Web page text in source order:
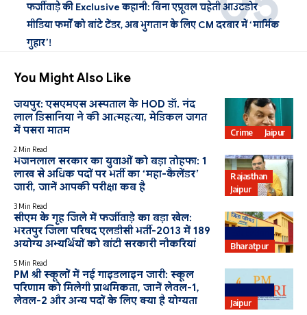
फर्जीवाड़े की Exclusive कहानी: बिना एप्रूवल चहेती आउटडोर
मीडिया फर्मों को बांटे टेंडर, अब भुगतान के लिए CM दरबार में ‘मार्मिक
गुहार’!
You Might Also Like
Crime Jaipur
जयपुर: एसएमएस अस्पताल के HOD डॉ. नंद
लाल डिसानिया ने की आत्महत्या, मेडिकल जगत
में पसरा मातम
2 Min Read
Rajasthan
Jaipur
भजनलाल सरकार का युवाओं को बड़ा तोहफा: 1
लाख से अधिक पदों पर भर्ती का ‘महा-कैलेंडर’
जारी, जानें आपकी परीक्षा कब है
3 Min Read
Bharatpur
सीएम के गृह जिले में फर्जीवाड़े का बड़ा खेल:
भरतपुर जिला परिषद एलडीसी भर्ती-2013 में 189
अयोग्य अभ्यर्थियों को बांटी सरकारी नौकरियां
5 Min Read
Jaipur
PM श्री स्कूलों में नई गाइडलाइन जारी: स्कूल
परिणाम को मिलेगी प्राथमिकता, जानें लेवल-1,
लेवल-2 और अन्य पदों के लिए क्या है योग्यता